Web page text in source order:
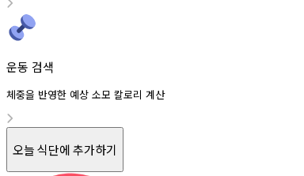
운동 검색
체중을 반영한 예상 소모 칼로리 계산
오늘 식단에 추가하기